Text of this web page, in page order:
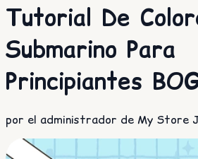
Tutorial De
Submarino Para
Principiantes
por el administrador de My Store